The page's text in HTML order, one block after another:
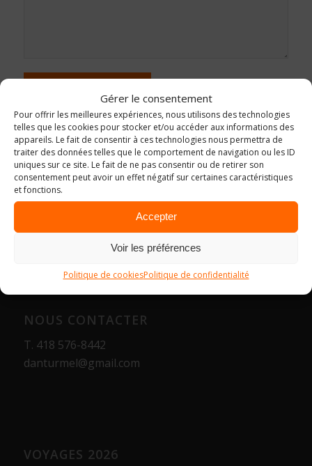
Gérer le consentement
Pour offrir les meilleures expériences, nous utilisons des technologies
telles que les cookies pour stocker et/ou accéder aux informations des
appareils. Le fait de consentir à ces technologies nous permettra de
traiter des données telles que le comportement de navigation ou les ID
uniques sur ce site. Le fait de ne pas consentir ou de retirer son
consentement peut avoir un effet négatif sur certaines caractéristiques
et fonctions.
Accepter
Voir les préférences
Politique de cookiesPolitique de confidentialité
NOUS CONTACTER
T. 418 576-8442
danturmel@gmail.com
VOYAGES 2026